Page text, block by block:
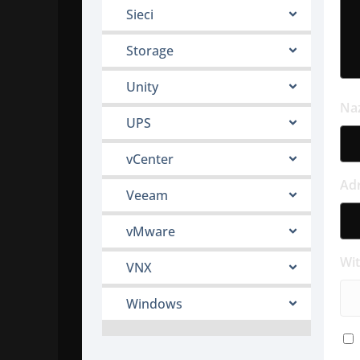
Sieci
Storage
Unity
UPS
vCenter
Veeam
vMware
VNX
Windows